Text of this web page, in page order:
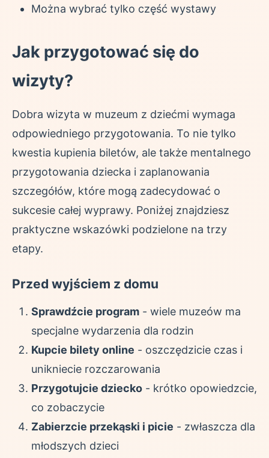
Można wybrać tylko część wystawy
Jak przygotować się do
wizyty?
Dobra wizyta w muzeum z dziećmi wymaga
odpowiedniego przygotowania. To nie tylko
kwestia kupienia biletów, ale także mentalnego
przygotowania dziecka i zaplanowania
szczegółów, które mogą zadecydować o
sukcesie całej wyprawy. Poniżej znajdziesz
praktyczne wskazówki podzielone na trzy
etapy.
Przed wyjściem z domu
Sprawdźcie program - wiele muzeów ma
specjalne wydarzenia dla rodzin
Kupcie bilety online - oszczędzicie czas i
unikniecie rozczarowania
Przygotujcie dziecko - krótko opowiedzcie,
co zobaczycie
Zabierzcie przekąski i picie - zwłaszcza dla
młodszych dzieci